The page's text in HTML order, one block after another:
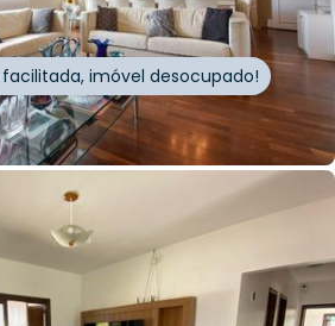
facilitada, imóvel desocupado!
Whatsapp
1banheiro•1vaga